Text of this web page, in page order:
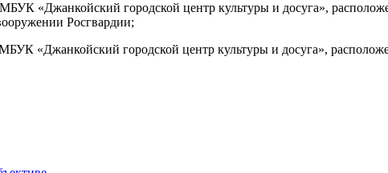
«Джанкойский городской центр культуры и досуга»,
Росгвардии;
«Джанкойский городской центр культуры и досуга»,